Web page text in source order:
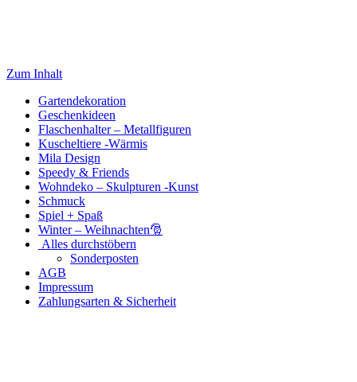
Zum Inhalt
Gartendekoration
Geschenkideen
Flaschenhalter – Metallfiguren
Kuscheltiere -Wärmis
Mila Design
Speedy & Friends
Wohndeko – Skulpturen -Kunst
Schmuck
Spiel + Spaß
Winter – Weihnachten🎅
Alles durchstöbern
Sonderposten
AGB
Impressum
Zahlungsarten & Sicherheit